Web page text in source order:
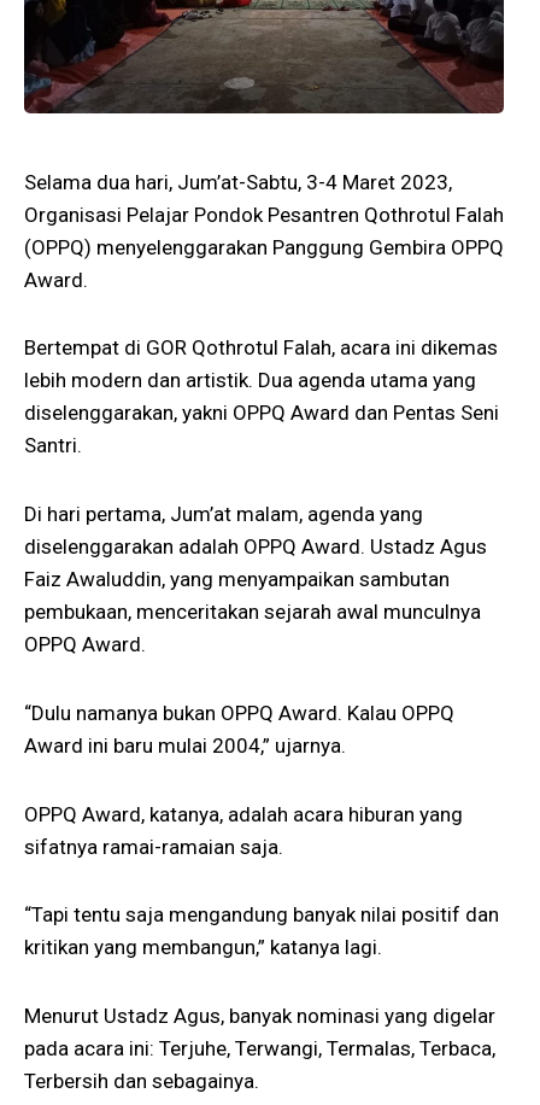
Selama dua hari, Jum’at-Sabtu, 3-4 Maret 2023,
Organisasi Pelajar Pondok Pesantren Qothrotul Falah
(OPPQ) menyelenggarakan Panggung Gembira OPPQ
Award.
Bertempat di GOR Qothrotul Falah, acara ini dikemas
lebih modern dan artistik. Dua agenda utama yang
diselenggarakan, yakni OPPQ Award dan Pentas Seni
Santri.
Di hari pertama, Jum’at malam, agenda yang
diselenggarakan adalah OPPQ Award. Ustadz Agus
Faiz Awaluddin, yang menyampaikan sambutan
pembukaan, menceritakan sejarah awal munculnya
OPPQ Award.
“Dulu namanya bukan OPPQ Award. Kalau OPPQ
Award ini baru mulai 2004,” ujarnya.
OPPQ Award, katanya, adalah acara hiburan yang
sifatnya ramai-ramaian saja.
“Tapi tentu saja mengandung banyak nilai positif dan
kritikan yang membangun,” katanya lagi.
Menurut Ustadz Agus, banyak nominasi yang digelar
pada acara ini: Terjuhe, Terwangi, Termalas, Terbaca,
Terbersih dan sebagainya.